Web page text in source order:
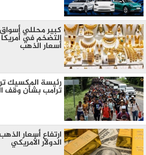
كبير محللي
التضخم في أمريكا
أسعار الذهب
رئيسة المكسيك
ترامب بشأن وقف
ارتفاع أسعار
الدولار الأمريكي